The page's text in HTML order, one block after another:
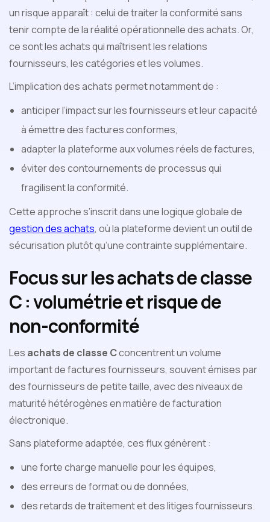
un risque apparaît : celui de traiter la conformité sans
tenir compte de la réalité opérationnelle des achats. Or,
ce sont les achats qui maîtrisent les relations
fournisseurs, les catégories et les volumes.
L’implication des achats permet notamment de :
anticiper l’impact sur les fournisseurs et leur capacité
à émettre des factures conformes,
adapter la plateforme aux volumes réels de factures,
éviter des contournements de processus qui
fragilisent la conformité.
Cette approche s’inscrit dans une logique globale de
gestion des achats, où la plateforme devient un outil de
sécurisation plutôt qu’une contrainte supplémentaire.
Focus sur les achats de classe
C : volumétrie et risque de
non-conformité
Les achats de classe Cconcentrent un volume
important de factures fournisseurs, souvent émises par
des fournisseurs de petite taille, avec des niveaux de
maturité hétérogènes en matière de facturation
électronique.
Sans plateforme adaptée, ces flux génèrent :
une forte charge manuelle pour les équipes,
des erreurs de format ou de données,
des retards de traitement et des litiges fournisseurs.